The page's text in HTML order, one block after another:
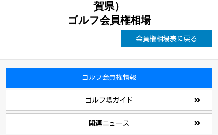
賀県）
ゴルフ会員権相場
会員権相場表に戻る
ゴルフ会員権情報
ゴルフ場ガイド
関連ニュース